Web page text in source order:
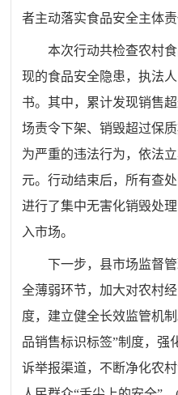
者主动落实食品安全主体
本次行动共检查农村
现的食品安全隐患，执法
书。其中，累计发现销售
场责令下架、销毁超过保
为严重的违法行为，依法
元。行动结束后，所有查
进行了集中无害化销毁处
入市场。
下一步，县市场监督
全薄弱环节，加大对农村
度，建立健全长效监管机
品销售标识标签”制度，强
诉举报渠道，不断净化农